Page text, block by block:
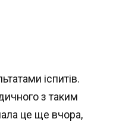
іспитів.
з таким
це ще вчора,